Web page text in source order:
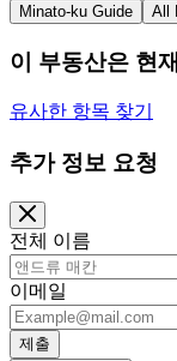
Minato-ku Guide All
이 부동산은 현
유사한 항목 찾기
추가 정보 요청
전체 이름
이메일
제출